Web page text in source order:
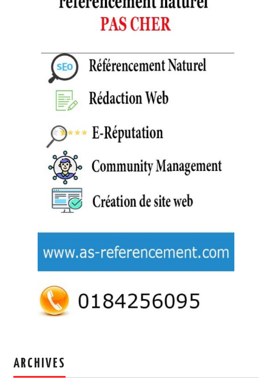
ARCHIVES